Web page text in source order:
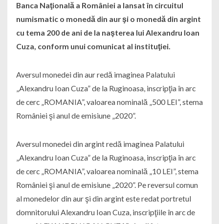
Banca Naţională a României a lansat în circuitul
numismatic o monedă din aur şi o monedă din argint
cu tema 200 de ani de la naşterea lui Alexandru Ioan
Cuza, conform unui comunicat al instituţiei.
Aversul monedei din aur redă imaginea Palatului
„Alexandru Ioan Cuza” de la Ruginoasa, inscripţia în arc
de cerc „ROMANIA”, valoarea nominală „500 LEI”, stema
României şi anul de emisiune „2020”.
Aversul monedei din argint redă imaginea Palatului
„Alexandru Ioan Cuza” de la Ruginoasa, inscripţia în arc
de cerc „ROMANIA”, valoarea nominală „10 LEI”, stema
României şi anul de emisiune „2020”. Pe reversul comun
al monedelor din aur şi din argint este redat portretul
domnitorului Alexandru Ioan Cuza, inscripţiile în arc de